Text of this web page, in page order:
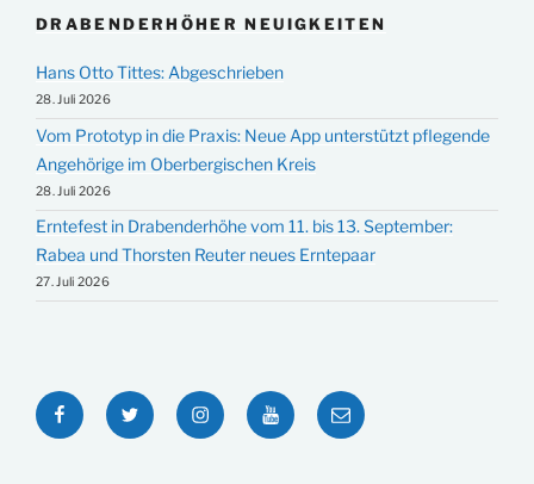
DRABENDERHÖHER NEUIGKEITEN
Hans Otto Tittes: Abgeschrieben
28. Juli 2026
Vom Prototyp in die Praxis: Neue App unterstützt pflegende
Angehörige im Oberbergischen Kreis
28. Juli 2026
Erntefest in Drabenderhöhe vom 11. bis 13. September:
Rabea und Thorsten Reuter neues Erntepaar
27. Juli 2026
FacebookTwitter InstagramYouTubeE-
Mail